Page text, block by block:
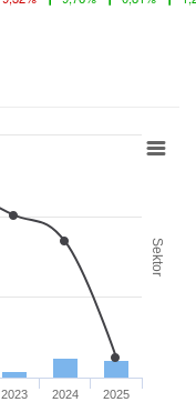
Sektor
2023 2024 2025